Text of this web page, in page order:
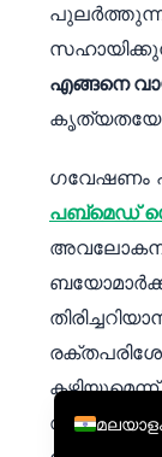
പുലർത്തുന്നു,
എങ്ങനെ
ഗവേഷണം
പബ്മെഡ്
ആദ്യകാല
English
Deutsch
العربية
עִבְרִית
Italiano
Ελληνικά
Türkçe